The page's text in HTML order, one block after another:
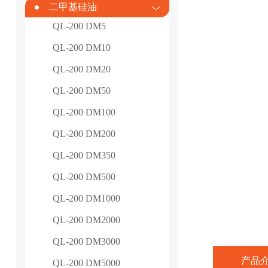
二甲基硅油
QL-200 DM5
QL-200 DM10
QL-200 DM20
QL-200 DM50
QL-200 DM100
QL-200 DM200
QL-200 DM350
QL-200 DM500
QL-200 DM1000
QL-200 DM2000
QL-200 DM3000
QL-200 DM5000 产品